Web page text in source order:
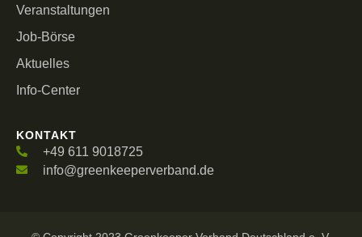
Veranstaltungen
Job-Börse
Aktuelles
Info-Center
KONTAKT
+49 611 9018725
info@greenkeeperverband.de